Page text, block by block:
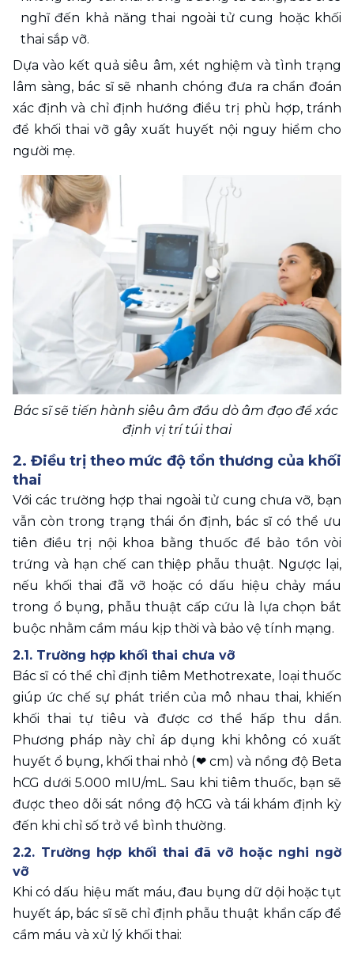
nghĩ đến khả năng thai ngoài tử cung hoặc khối
thai sắp vỡ.
Dựa vào kết quả siêu âm, xét nghiệm và tình trạng
lâm sàng, bác sĩ sẽ nhanh chóng đưa ra chẩn đoán
xác định và chỉ định hướng điều trị phù hợp, tránh
để khối thai vỡ gây xuất huyết nội nguy hiểm cho
người mẹ.
Bác sĩ sẽ tiến hành siêu âm đầu dò âm đạo để xác
định vị trí túi thai
2. Điều trị theo mức độ tổn thương của khối
thai
Với các trường hợp thai ngoài tử cung chưa vỡ, bạn
vẫn còn trong trạng thái ổn định, bác sĩ có thể ưu
tiên điều trị nội khoa bằng thuốc để bảo tồn vòi
trứng và hạn chế can thiệp phẫu thuật. Ngược lại,
nếu khối thai đã vỡ hoặc có dấu hiệu chảy máu
trong ổ bụng, phẫu thuật cấp cứu là lựa chọn bắt
buộc nhằm cầm máu kịp thời và bảo vệ tính mạng.
2.1. Trường hợp khối thai chưa vỡ
Bác sĩ có thể chỉ định tiêm Methotrexate, loại thuốc
giúp ức chế sự phát triển của mô nhau thai, khiến
khối thai tự tiêu và được cơ thể hấp thu dần.
Phương pháp này chỉ áp dụng khi không có xuất
huyết ổ bụng, khối thai nhỏ (❤ cm) và nồng độ Beta
hCG dưới 5.000 mIU/mL. Sau khi tiêm thuốc, bạn sẽ
được theo dõi sát nồng độ hCG và tái khám định kỳ
đến khi chỉ số trở về bình thường.
2.2. Trường hợp khối thai đã vỡ hoặc nghi ngờ
vỡ
Khi có dấu hiệu mất máu, đau bụng dữ dội hoặc tụt
huyết áp, bác sĩ sẽ chỉ định phẫu thuật khẩn cấp để
cầm máu và xử lý khối thai: